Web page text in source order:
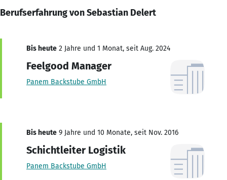
Berufserfahrung von Sebastian Delert
Bis heute 2 Jahre und 1 Monat, seit Aug. 2024
Feelgood Manager
Panem Backstube GmbH
Bis heute 9 Jahre und 10 Monate, seit Nov. 2016
Schichtleiter Logistik
Panem Backstube GmbH